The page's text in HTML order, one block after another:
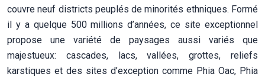
couvre neuf districts peuplés de minorités ethniques. Formé
il y a quelque 500 millions d’années, ce site exceptionnel
propose une variété de paysages aussi variés que
majestueux: cascades, lacs, vallées, grottes, reliefs
karstiques et des sites d’exception comme Phia Oac, Phia